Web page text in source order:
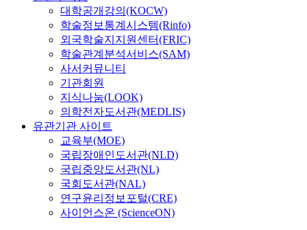
대학공개강의(KOCW)
학술정보통계시스템(Rinfo)
외국학술지지원센터(FRIC)
학술관계분석서비스(SAM)
사서커뮤니티
기관회원
지식나눔(LOOK)
의학전자도서관(MEDLIS)
유관기관 사이트
교육부(MOE)
국립장애인도서관(NLD)
국립중앙도서관(NL)
국회도서관(NAL)
연구윤리정보포털(CRE)
사이언스온 (ScienceON)